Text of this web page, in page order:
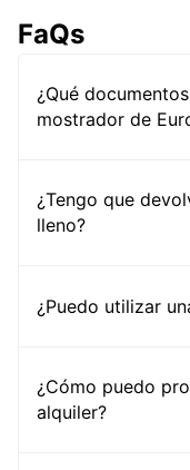
FaQs
¿Qué
mostrador de
¿Tengo que
lleno?
¿Puedo utilizar
¿Cómo puedo
alquiler?